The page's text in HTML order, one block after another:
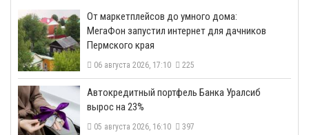
От маркетплейсов до умного дома:
МегаФон запустил интернет для дачников
Пермского края
06 августа 2026, 17:10 225
​Автокредитный портфель Банка Уралсиб
вырос на 23%
05 августа 2026, 16:10 397